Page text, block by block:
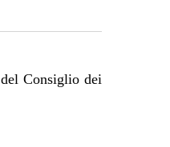
Consiglio dei